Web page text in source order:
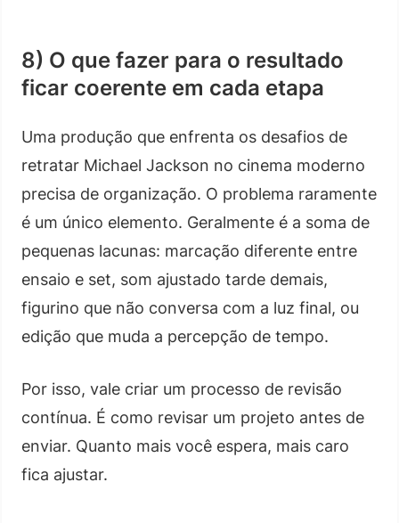
8) O que fazer para o resultado
ficar coerente em cada etapa
Uma produção que enfrenta os desafios de
retratar Michael Jackson no cinema moderno
precisa de organização. O problema raramente
é um único elemento. Geralmente é a soma de
pequenas lacunas: marcação diferente entre
ensaio e set, som ajustado tarde demais,
figurino que não conversa com a luz final, ou
edição que muda a percepção de tempo.
Por isso, vale criar um processo de revisão
contínua. É como revisar um projeto antes de
enviar. Quanto mais você espera, mais caro
fica ajustar.